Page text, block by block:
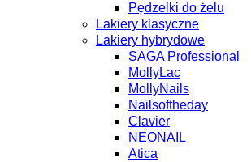
Pędzelki do żelu
Lakiery klasyczne
Lakiery hybrydowe
SAGA Professional
MollyLac
MollyNails
Nailsoftheday
Clavier
NEONAIL
Atica